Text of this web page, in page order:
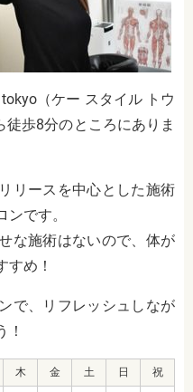
（ケー スタイル トウ
歩8分のところにありま
リースを中心とした施術
です。
な施術はないので、体が
すめ！
で、リフレッシュしなが
！
木 金 土 日 祝